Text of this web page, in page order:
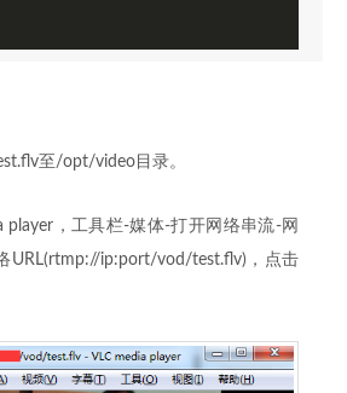
至/opt/video目录。
player，工具栏-媒体-打开网络串流-网
URL(rtmp://ip:port/vod/test.flv)，点击